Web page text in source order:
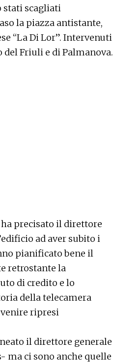
stati scagliati
la piazza antistante,
“La Di Lor”. Intervenuti
Friuli e di Palmanova.
precisato il direttore
ad aver subito i
pianificato bene il
retrostante la
di credito e lo
della telecamera
ripresi
il direttore generale
ma ci sono anche quelle